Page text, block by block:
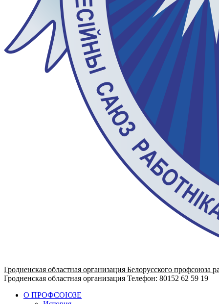
Гродненская областная организация Белорусского профсоюза
Гродненская областная организация Телефон: 80152 62 59 19
О ПРОФСОЮЗЕ